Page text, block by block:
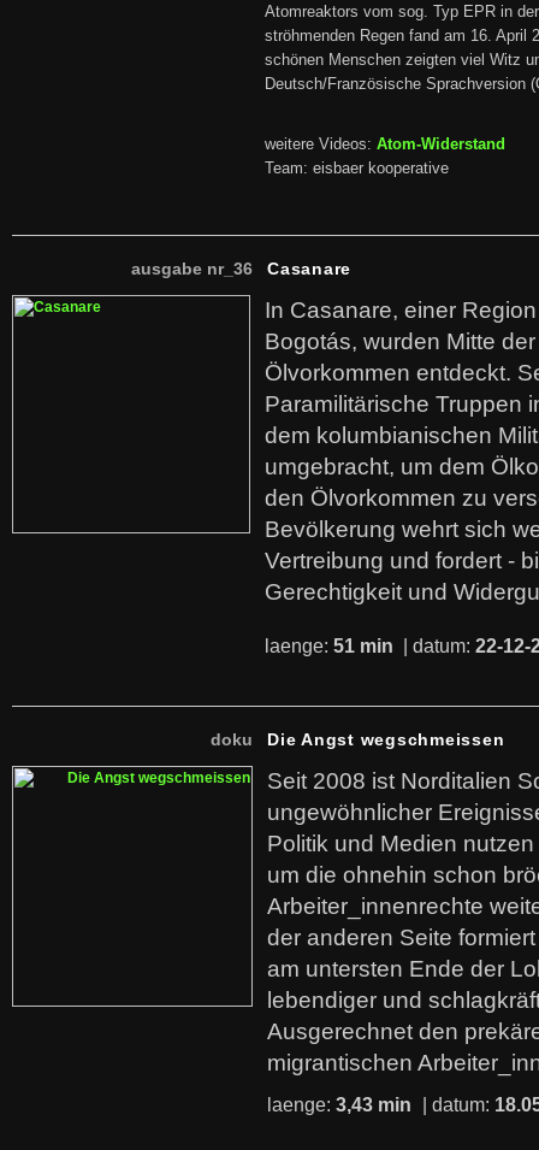
Atomreaktors vom sog. Typ EPR in
ströhmenden Regen fand am 16. April
schönen Menschen zeigten viel Witz
Deutsch/Französische Sprachversion
weitere Videos: Atom-Widerstand
Team: eisbaer kooperative
ausgabe nr_36 Casanare
In Casanare, einer
Bogotás, wurden Mitte
Ölvorkommen entdeckt.
Paramilitärische Truppen
dem kolumbianischen
umgebracht, um dem
den Ölvorkommen zu
Bevölkerung wehrt sich
Vertreibung und fordert -
Gerechtigkeit und
laenge: 51 min | datum: 22-12-
doku Die Angst wegschmeissen
Seit 2008 ist Norditalien
ungewöhnlicher
Politik und Medien
um die ohnehin schon
Arbeiter_innenrechte
der anderen Seite
am untersten Ende der
lebendiger und
Ausgerechnet den
migrantischen
laenge: 3,43 min | datum: